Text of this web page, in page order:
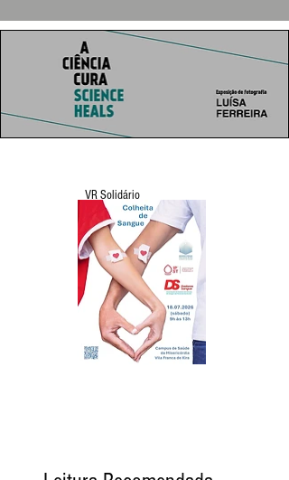
VR Solidário